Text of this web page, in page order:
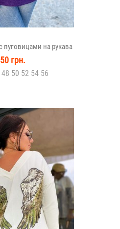
пуговицами на рукава
грн.
50 52 54 56